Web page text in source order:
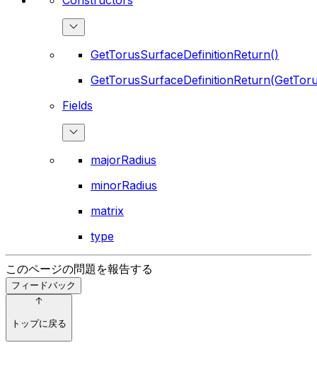
GetTorusSurfaceDefinitionReturn()
Fields
majorRadius
minorRadius
matrix
type
このページの問題を報告する
フィードバック
トップに戻る